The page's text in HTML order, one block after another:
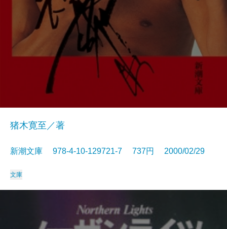
猪木寛至／著
新潮文庫 978-4-10-129721-7 737円 2000/02/29
文庫